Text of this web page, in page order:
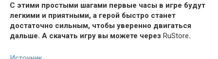
С этими простыми шагами первые часы в игре будут
легкими и приятными, а герой быстро станет
достаточно сильным, чтобы уверенно двигаться
дальше. А скачать игру вы можете через RuStore.